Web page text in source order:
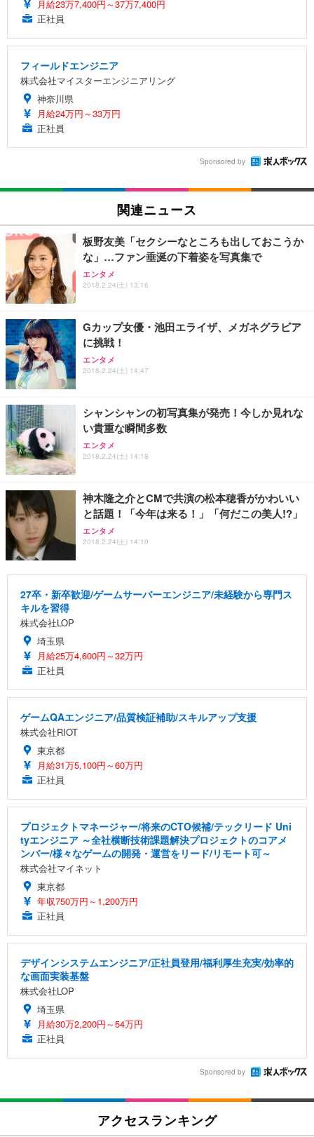
月給23万7,400円～37万7,400円
正社員
フィールドエンジニア
株式会社マイスターエンジニアリング
神奈川県
月給24万円～33万円
正社員
Sponsored by
関連ニュース
板野友美「セクシーなところも出しておこうか
な」…ファン垂涎の下着姿を写真集で
エンタメ
2018.2.24(土) 13:16
Gカップ女優・池田エライザ、メガネグラビア
に挑戦！
エンタメ
2018.2.24(土) 14:47
シャンシャンの初写真集が発売！今しか見れな
い貴重な瞬間多数
エンタメ
2018.2.24(土) 14:18
神木隆之介とCMで共演の松本穂香がかわいい
と話題！「今年は来る！」「何だこの美人!?」
エンタメ
2018.2.24(土) 14:10
27卒・新卒歓迎/ゲームサーバーエンジニア/未経験から専門ス
キルを習得
株式会社LOP
埼玉県
月給25万4,600円～32万円
正社員
ゲームQAエンジニア/品質検証補助/スキルアップ支援
株式会社RIOT
東京都
月給31万5,100円～60万円
正社員
プロジェクトマネージャー/将来のCTO候補/テックリード Uni
tyエンジニア ～全社横断技術課題解決プロジェクトのコアメ
ンバー/様々なゲームの開発・運営をリード/リモート可～
株式会社マイネット
東京都
年収750万円～1,200万円
正社員
デザインシステムエンジニア/正社員登用/福利厚生充実/効率的
な画面実装基盤
株式会社LOP
埼玉県
月給30万2,200円～54万円
正社員
Sponsored by
アクセスランキング